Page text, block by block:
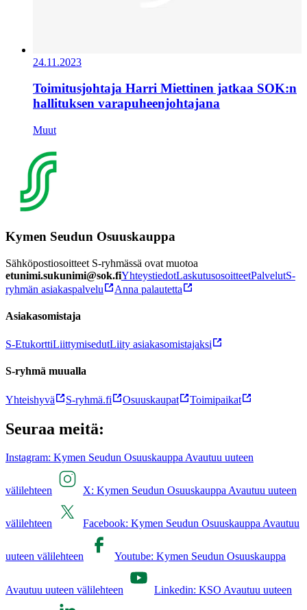
24.11.2023
Toimitusjohtaja Harri Miettinen jatkaa SOK:n
hallituksen varapuheenjohtajana
Muut
Kymen Seudun Osuuskauppa
Sähköpostiosoitteet S-ryhmässä ovat muotoa
etunimi.sukunimi@sok.fiYhteystiedotLaskutusosoitteetPalvelutS-
ryhmän asiakaspalvelu
Anna palautetta
Asiakasomistaja
S-EtukorttiLiittymisedutLiity asiakasomistajaksi
S-ryhmä muualla
Yhteishyvä S-ryhmä.fi Osuuskaupat Toimipaikat
Seuraa meitä:
Instagram: Kymen Seudun Osuuskauppa Avautuu uuteen
välilehteen X: Kymen Seudun Osuuskauppa Avautuu uuteen
välilehteen Facebook: Kymen Seudun Osuuskauppa Avautuu
uuteen välilehteen Youtube: Kymen Seudun Osuuskauppa
Avautuu uuteen välilehteen Linkedin: KSO Avautuu uuteen